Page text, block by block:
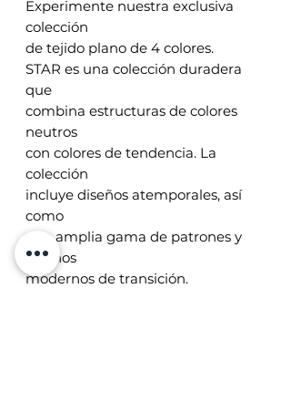
Experimente nuestra exclusiva
colección
de tejido plano de 4 colores.
STAR es una colección duradera
que
combina estructuras de colores
neutros
con colores de tendencia. La
colección
incluye diseños atemporales, así
como
una amplia gama de patrones y
diseños
modernos de transición.